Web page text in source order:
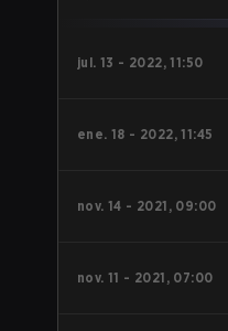
jul. 13 - 2022, 11:50
ene. 18 - 2022, 11:45
nov. 14 - 2021, 09:00
nov. 11 - 2021, 07:00